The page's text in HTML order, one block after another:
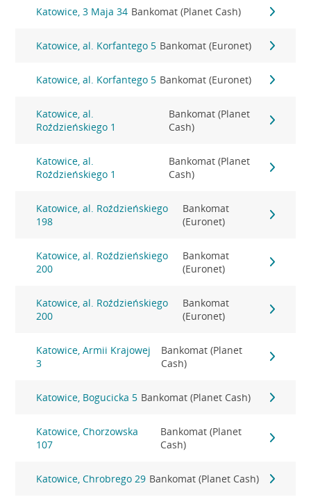
Katowice, 3 Maja 34 Bankomat (Planet Cash)
Katowice, al. Korfantego 5 Bankomat (Euronet)
Katowice, al. Korfantego 5 Bankomat (Euronet)
Katowice, al.
Roździeńskiego 1
Bankomat (Planet
Cash)
Katowice, al.
Roździeńskiego 1
Bankomat (Planet
Cash)
Katowice, al. Roździeńskiego
198
Bankomat
(Euronet)
Katowice, al. Roździeńskiego
200
Bankomat
(Euronet)
Katowice, al. Roździeńskiego
200
Bankomat
(Euronet)
Katowice, Armii Krajowej
3
Bankomat (Planet
Cash)
Katowice, Bogucicka 5 Bankomat (Planet Cash)
Katowice, Chorzowska
107
Bankomat (Planet
Cash)
Katowice, Chrobrego 29 Bankomat (Planet Cash)